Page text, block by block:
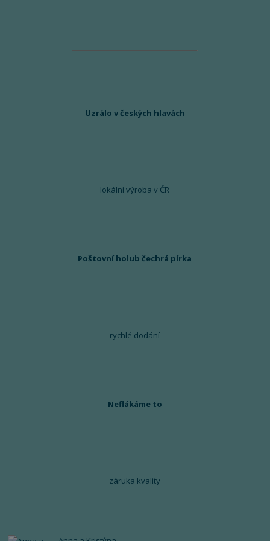
Uzrálo v českých hlavách
lokální výroba v ČR
Poštovní holub čechrá pírka
rychlé dodání
Neflákáme to
záruka kvality